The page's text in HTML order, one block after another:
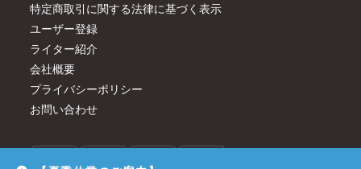
特定商取引に関する法律に基づく表示
ユーザー登録
ライター紹介
会社概要
プライバシーポリシー
お問い合わせ